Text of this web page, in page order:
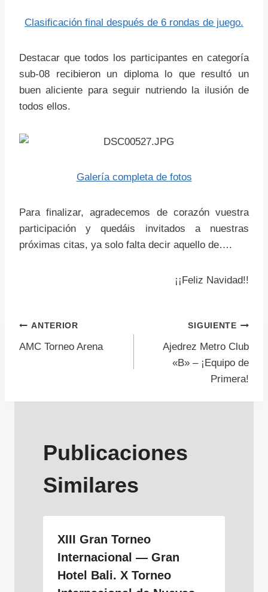
Clasificación final después de 6 rondas de juego.
Destacar que todos los participantes en categoría
sub-08 recibieron un diploma lo que resultó un
buen aliciente para seguir nutriendo la ilusión de
todos ellos.
Galería completa de fotos
Para finalizar, agradecemos de corazón vuestra
participación y quedáis invitados a nuestras
próximas citas, ya solo falta decir aquello de….
¡¡Feliz Navidad!!
Navegación
entradas
ANTERIOR
AMC Torneo Arena
SIGUIENTE
Ajedrez Metro Club
«B» – ¡Equipo de
Primera!
Publicaciones
Similares
XIII Gran Torneo
Internacional — Gran
Hotel Bali. X Torneo